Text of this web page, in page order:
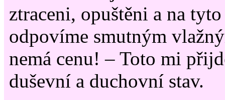
ztraceni, opuštěni a na
odpovíme smutným
nemá cenu! – Toto mi
duševní a duchovní stav.